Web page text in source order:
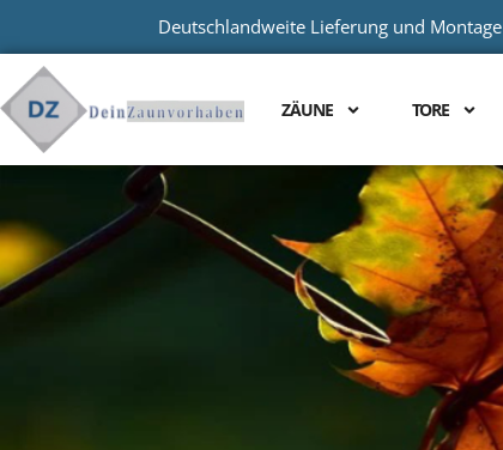
Deutschlandweite Lieferung und Montage
ZÄUNE TORE